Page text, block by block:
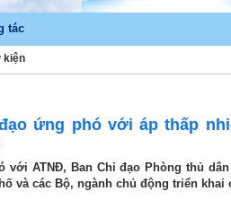
tác
kiện
ứng phó với áp thấp
với ATNĐ, Ban Chỉ đạo Phòng thủ
và các Bộ, ngành chủ động triển khai